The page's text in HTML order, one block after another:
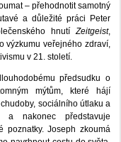
– přehodnotit samotný
a důležité práci Peter
hnutíZeitgeist,
výzkumu veřejného zdraví,
v 21. století.
předsudku o
mýtům, které hájí
sociálního útlaku a
a nakonec představuje
poznatky. Joseph zkoumá